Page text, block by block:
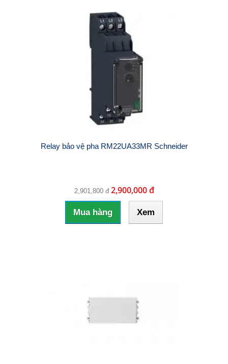
Relay bảo vệ pha RM22UA33MR Schneider
2,901,800 đ 2,900,000 đ
Mua hàng Xem